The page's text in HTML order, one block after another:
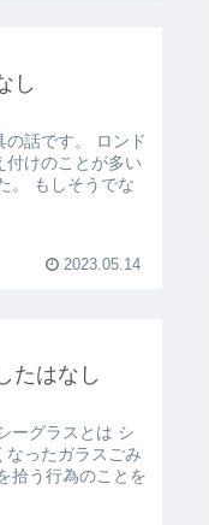
し
話です。 ロンド
付けのことが多い
。 もしそうでな
2023.05.14
たはなし
ーグラスとは シ
なったガラスごみ
拾う行為のことを